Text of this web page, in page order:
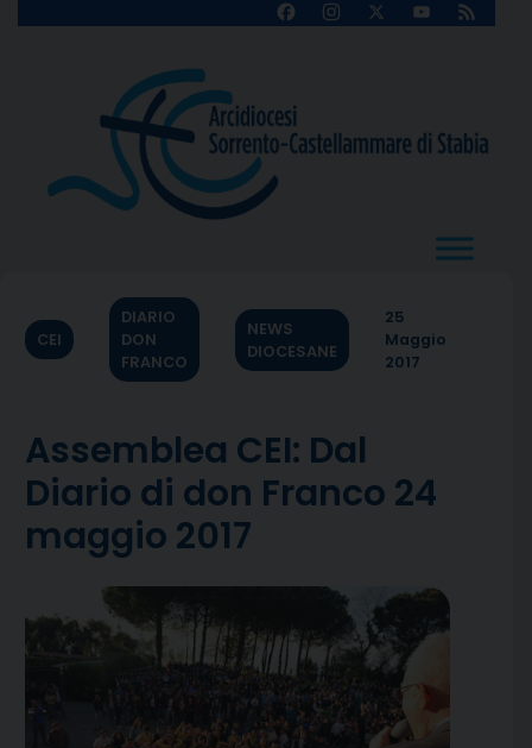
FacebookInstagram
X
YouTube
Feed
CEI
DIARIO
DON
FRANCO
NEWS
DIOCESANE
25
Maggio
2017
Assemblea CEI: Dal
Diario di don Franco 24
maggio 2017